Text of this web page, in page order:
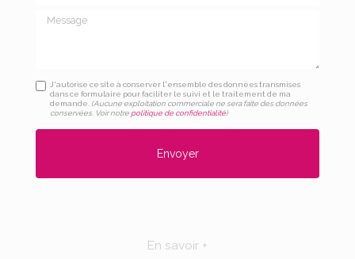
Message
J'autorise ce site à conserver l'ensemble des données transmises
dans ce formulaire pour faciliter le suivi et le traitement de ma
demande. (Aucune exploitation commerciale ne sera faite des données
conservées. Voir notre politique de confidentialité)
En savoir +